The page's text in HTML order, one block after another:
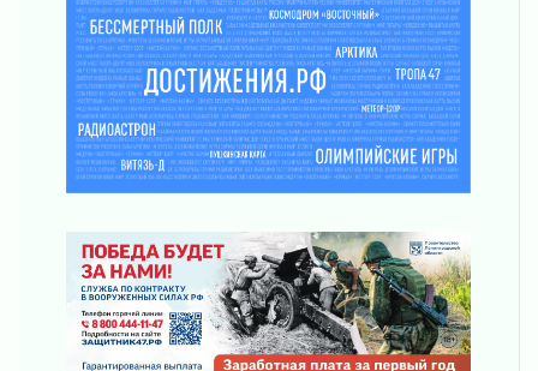
Музеи Ленобласти обновляют пространства
03 августа 2026
Новая площадка: 2027
03 августа 2026
Часть медиков в Ленобласти сможет
рассчитывать на доплату от региона
03 августа 2026
ликвидировали 10 пожаров
03 августа 2026
Клюква наливается, но в корзинку пока не
просится
03 августа 2026